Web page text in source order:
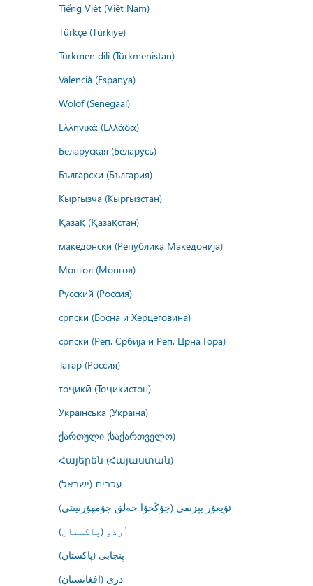
Tiếng Việt (Việt Nam)
Türkçe (Türkiye)
Türkmen dili (Türkmenistan)
Valencià (Espanya)
Wolof (Senegaal)
Ελληνικά (Ελλάδα)
Беларуская (Беларусь)
Български (България)
Кыргызча (Кыргызстан)
Қазақ (Қазақстан)
македонски (Република Македонија)
Монгол (Монгол)
Русский (Россия)
српски (Босна и Херцеговина)
српски (Реп. Србија и Реп. Црна Гора)
Татар (Россия)
тоҷикӣ (Тоҷикистон)
Українська (Україна)
ქართული (საქართველო)
Հայերեն (Հայաստան)
עברית (ישראל)
ئۇيغۇر يېزىقى (جۇڭخۇا خەلق جۇمھۇرىيىتى)
اُردو (پاکستان)
پنجابی (پاکستان)
درى (افغانستان)